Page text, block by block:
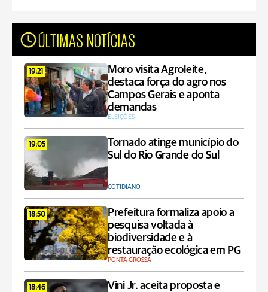
ÚLTIMAS NOTÍCIAS
19:21
Moro visita Agroleite,
destaca força do agro nos
Campos Gerais e aponta
demandas
ELEIÇÕES
19:05
Tornado atinge município do
Sul do Rio Grande do Sul
COTIDIANO
18:50
Prefeitura formaliza apoio a
pesquisa voltada à
biodiversidade e à
restauração ecológica em PG
PONTA GROSSA
18:46
Vini Jr. aceita proposta e